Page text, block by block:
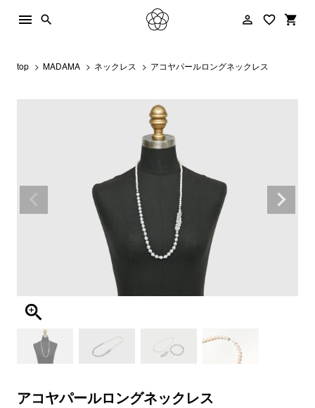
menu person_outline favorite_border shopping_cart
search
top MADAMA ネックレス アコヤパールロングネックレス
アコヤパールロングネックレス